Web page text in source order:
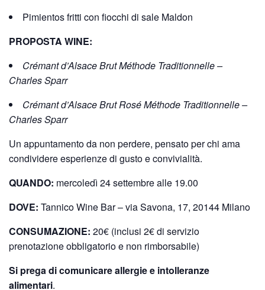
Pimientos fritti con fiocchi di sale Maldon
PROPOSTA WINE:
Crémant d’Alsace Brut Méthode Traditionnelle –
Charles Sparr
Crémant d’Alsace Brut Rosé Méthode Traditionnelle –
Charles Sparr
Un appuntamento da non perdere, pensato per chi ama
condividere esperienze di gusto e convivialità.
QUANDO: mercoledì 24 settembre alle 19.00
DOVE: Tannico Wine Bar – via Savona, 17, 20144 Milano
CONSUMAZIONE: 20€ (inclusi 2€ di servizio
prenotazione obbligatorio e non rimborsabile)
Si prega di comunicare allergie e intolleranze
alimentari.